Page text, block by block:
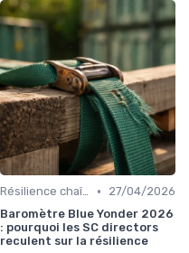
Résilience chaîne •
27/04/2026
Baromètre Blue Yonder 2026
: pourquoi les SC directors
reculent sur la résilience